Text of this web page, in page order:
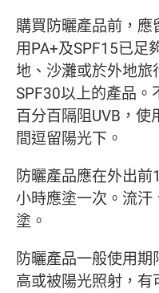
購買防曬產品前，應
用PA+及SPF15已足
地、沙灘或於外地旅
SPF30以上的產品。
百分百隔阻UVB，
間逗留陽光下。
防曬產品應在外出
小時應塗一次。流
塗。
防曬產品一般使用
高或被陽光照射，有